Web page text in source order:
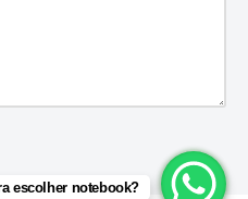
escolher notebook?